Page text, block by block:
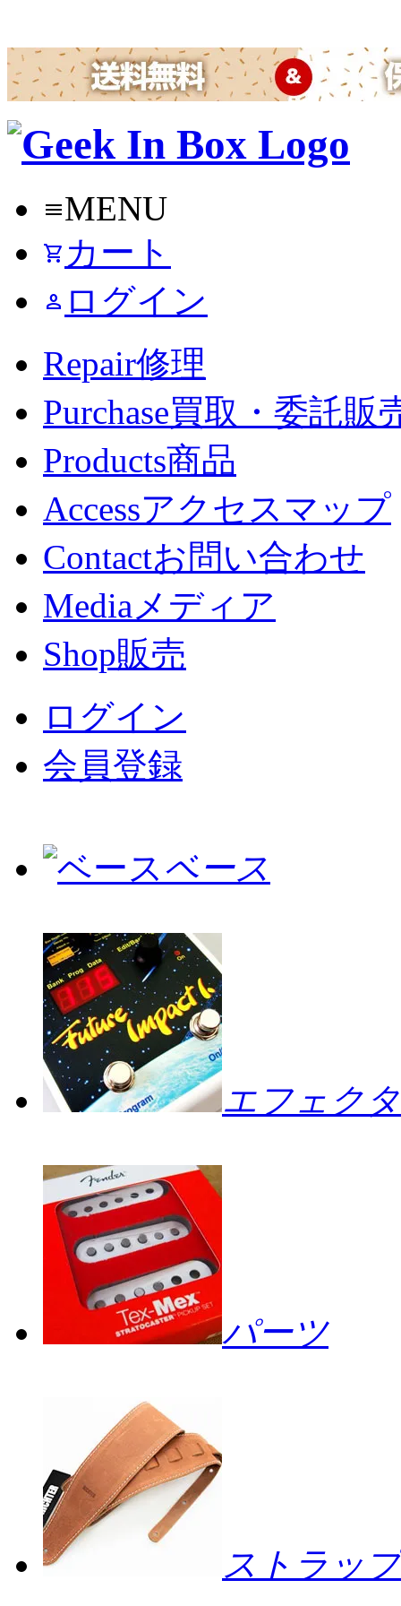
menuMENU
shopping_cart カート
person ログイン
Repair修理
Purchase買取・委託販
Products商品
Accessアクセスマップ
Contactお問い合わせ
Mediaメディア
Shop販売
ログイン
会員登録
ベース
エフェク
パーツ
ストラップ